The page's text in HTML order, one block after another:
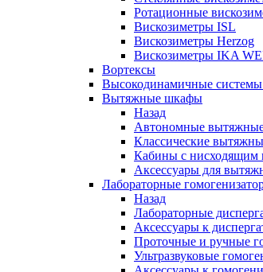
Ротационные
Вискозиметры ISL
Вискозиметры Herzog
Вискозиметры IKA
Вортексы
Высокодинамичные системы
Вытяжные шкафы
Назад
Автономные
Классические
Кабины с нисходящим
Аксессуары для
Лабораторные
Назад
Лабораторные
Аксессуары к
Проточные и ручные
Ультразвуковые